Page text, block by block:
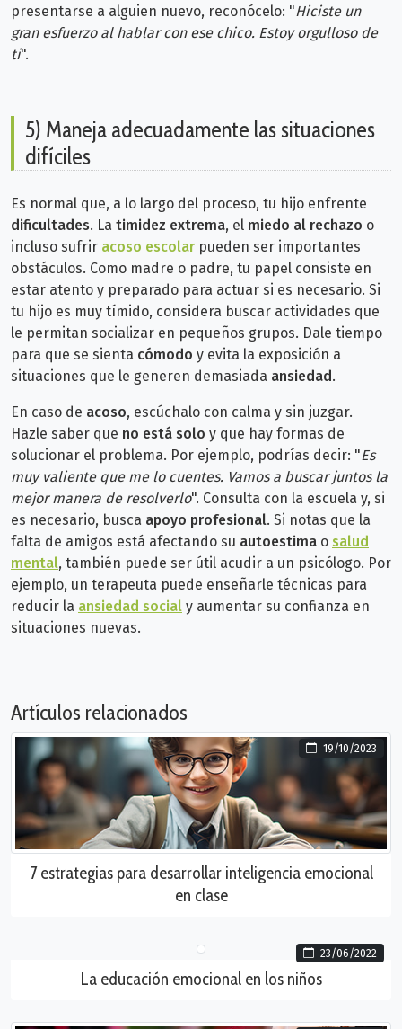
presentarse a alguien nuevo, reconócelo: "Hiciste un
gran esfuerzo al hablar con ese chico. Estoy orgulloso de
ti".
5) Maneja adecuadamente las situaciones
difíciles
Es normal que, a lo largo del proceso, tu hijo enfrente
dificultades. La timidez extrema, el miedo al rechazo o
incluso sufrir acoso escolar pueden ser importantes
obstáculos. Como madre o padre, tu papel consiste en
estar atento y preparado para actuar si es necesario. Si
tu hijo es muy tímido, considera buscar actividades que
le permitan socializar en pequeños grupos. Dale tiempo
para que se sienta cómodo y evita la exposición a
situaciones que le generen demasiada ansiedad .
En caso de acoso, escúchalo con calma y sin juzgar.
Hazle saber que no está solo y que hay formas de
solucionar el problema. Por ejemplo, podrías decir: "Es
muy valiente que me lo cuentes. Vamos a buscar juntos la
mejor manera de resolverlo". Consulta con la escuela y, si
es necesario, busca apoyo profesional. Si notas que la
falta de amigos está afectando su autoestima o salud
mental, también puede ser útil acudir a un psicólogo. Por
ejemplo, un terapeuta puede enseñarle técnicas para
reducir la ansiedad social y aumentar su confianza en
situaciones nuevas.
Artículos relacionados
19/10/2023
7 estrategias para desarrollar inteligencia emocional
en clase
23/06/2022
La educación emocional en los niños